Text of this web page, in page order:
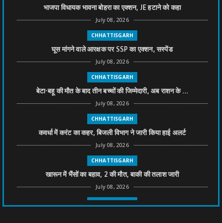
भाजपा विधायक भावना बोहरा का एक्शन, JE हटाने को कहा
July 08, 2026
CHHATTISGARH
घूस मांगने वाले आरक्षक पर SSP का एक्शन, सस्पेंड
July 08, 2026
CHHATTISGARH
बेटा-बहू की मौत के बाद तीन बच्चों की जिम्मेदारी, अब राशन के ...
July 08, 2026
CHHATTISGARH
कवर्धा में करंट का कहर, बिजली विभाग ने जारी किया हाई अलर्ट
July 08, 2026
CHHATTISGARH
खारून में भैंसों का बहाव, 2 की मौत, बाकी की तलाश जारी
July 08, 2026
CHHATTISGARH